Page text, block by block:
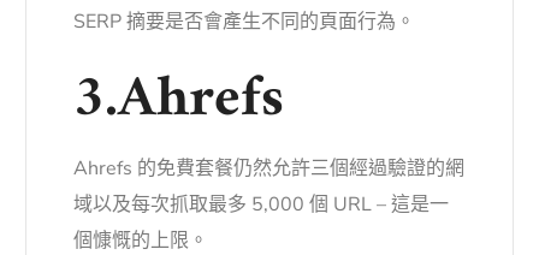
SERP 摘要是否會產生不同的頁面行為。
3.Ahrefs
Ahrefs 的免費套餐仍然允許三個經過驗證的網
域以及每次抓取最多 5,000 個 URL – 這是一
個慷慨的上限。